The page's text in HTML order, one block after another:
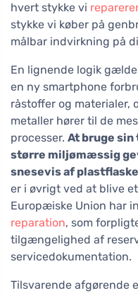
hvert stykke vi
stykke vi køber på
målbar indvirkning på
En lignende logik
en ny smartphone
råstoffer og
metaller hører til de
processer. At bruge
større miljømæssig
snesevis af
er i øvrigt ved at blive
Europæiske Union har
reparation, som
tilgængelighed af
servicedokumentation.
Tilsvarende afgørende